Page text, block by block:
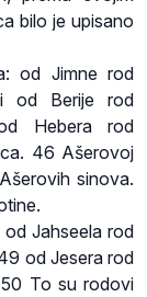
bilo je upisano
od Jimne rod
od Berije rod
Hebera rod
46 Ašerovoj
sinova.
Jahseela rod
od Jesera rod
To su rodovi